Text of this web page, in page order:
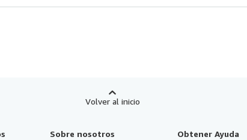
Volver al inicio
Sobre nosotros Obtener Ayuda